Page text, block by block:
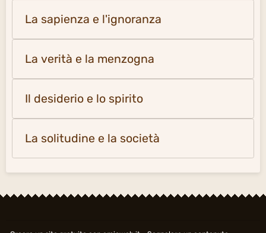
La sapienza e l'ignoranza
La verità e la menzogna
Il desiderio e lo spirito
La solitudine e la società